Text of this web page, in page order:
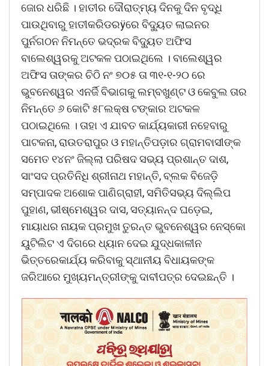
ଜୋର ଧରିଛି । ହାତୀର ଦୌରାତ୍ମ୍ୟ ଦିନକୁ ଦିନ ବୃଦ୍ଧି
ପାଉଥିବାରୁ ହାତୀକରିଡରÿରେ ବିଦୁ୍ୟତ ଲାଇନର
ପୁର୍ନଗଠନ ନିମନ୍ତେ ଭଦ୍ରକ ବିଦୁ୍ୟତ ଅଫିସ
ବାଲେଶ୍ୱରକୁ ଅଟକଳ ପଠାଇଥିଲେ । ବାଲେଶ୍ୱର
ଅଫିସ ତାଙ୍କର ଚିଠି ନଂ ୭୦୫ ତା ୩୧-୧-୨୦ ରେ
ଭୁବନେଶ୍ୱର ଏନର୍ଜି ବିଭାଗକୁ ଲମ୍ବଖୁଣ୍ଟ ଓ କେବୁଲ ତାର
ନିମନ୍ତେ ୬ କୋଟି ୫୮ଲକ୍ଷ ଟଙ୍କାର ଅଟକଳ
ପଠାଇଥିଲେ । ତାହା ଏ ଯାବତ କାର୍ଯ୍ୟକାରୀ ନହେବାରୁ
ପାଟକନା, ରାଉତରାପୁର ଓ ମହାନ୍ତିପଡ଼ାର ଗ୍ରାମବାସୀଙ୍କ
ସମେତ ୧୪ନଂ ଜିଲ୍ଲା ପରିଷଦ ସଭ୍ୟ ପ୍ରଶାନ୍ତ ଦାଶ,
ସାଂସଦ ପ୍ରତିନିଧି ଶ୍ରୀନାଥ ମହାନ୍ତି, ବ୍ଲକ ବିଜେଡ଼ି
ସମ୍ପାଦକ ଅଶୋକ ପାଣିଗ୍ରାହୀ, ସମିତିସଭ୍ୟ ଦିଲ୍ଲିପ
ପୁହାଣ, ଭୀଷ୍ମେଶ୍ୱର ଦାସ, ସତ୍ୟାନନ୍ଦ ଘଡ଼େଇ,
ମାୟାଧର ନାୟକ ପ୍ରମୁଖ ତୁରନ୍ତ ଭୁବନେଶ୍ୱର ନେସ୍କୋ
ୟୁଟିଲିଟ ଏ ଦିଗରେ ଧ୍ୟାନ ଦେଇ ଯୁଦ୍ଧକାଳୀନ
ଭିତ୍ତରେକାର୍ଯ୍ୟ କରିବାକୁ ସ୍ଥାନୀୟ ବିଧାୟକଙ୍କ
ଜରିଆରେ ମୁଖ୍ୟମନ୍ତ୍ରୀଙ୍କୁ ଦାବୀପତ୍ର ଦେଇଛନ୍ତି ।